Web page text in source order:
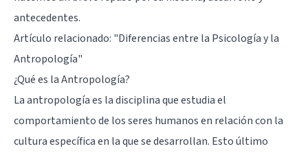
antecedentes.
Artículo relacionado: "Diferencias entre la Psicología y la
Antropología"
¿Qué es la Antropología?
La antropología es la disciplina que estudia el
comportamiento de los seres humanos en relación con la
cultura específica en la que se desarrollan. Esto último